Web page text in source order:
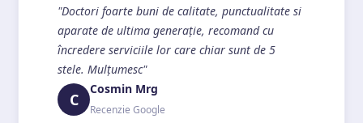
"Doctori foarte buni de calitate, punctualitate si
aparate de ultima generație, recomand cu
încredere serviciile lor care chiar sunt de 5
stele. Mulțumesc"
C
Cosmin Mrg
Recenzie Google